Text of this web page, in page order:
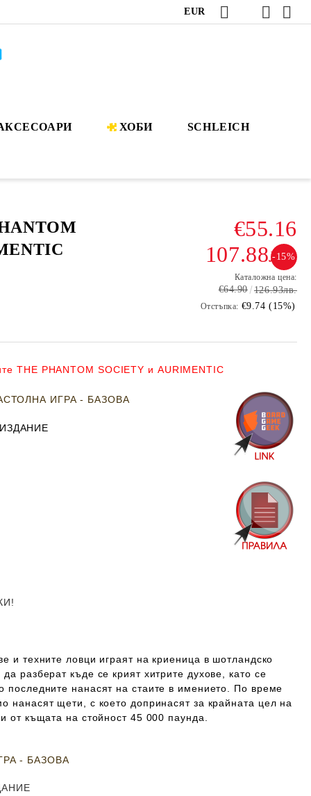
EUR
ХОБИ SCHLEICH
-15%
€55.16
107.88лв.
Каталожна цена:
€64.90 126.93лв.
Отстъпка: €9.74 (15%)
THE PHANTOM SOCIETY и AURIMENTIC
ИГРА - БАЗОВА
и техните ловци играят на криеница в шотландско
разберат къде се крият хитрите духове, като се
последните нанасят на стаите в имението. По време
нанасят щети, с което допринасят за крайната цел на
от къщата на стойност 45 000 паунда.
- БАЗОВА